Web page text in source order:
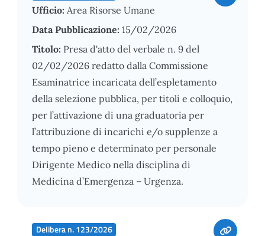
Ufficio: Area Risorse Umane
Data Pubblicazione: 15/02/2026
Titolo: Presa d'atto del verbale n. 9 del
02/02/2026 redatto dalla Commissione
Esaminatrice incaricata dell’espletamento
della selezione pubblica, per titoli e colloquio,
per l’attivazione di una graduatoria per
l’attribuzione di incarichi e/o supplenze a
tempo pieno e determinato per personale
Dirigente Medico nella disciplina di
Medicina d’Emergenza – Urgenza.
Delibera n. 123/2026